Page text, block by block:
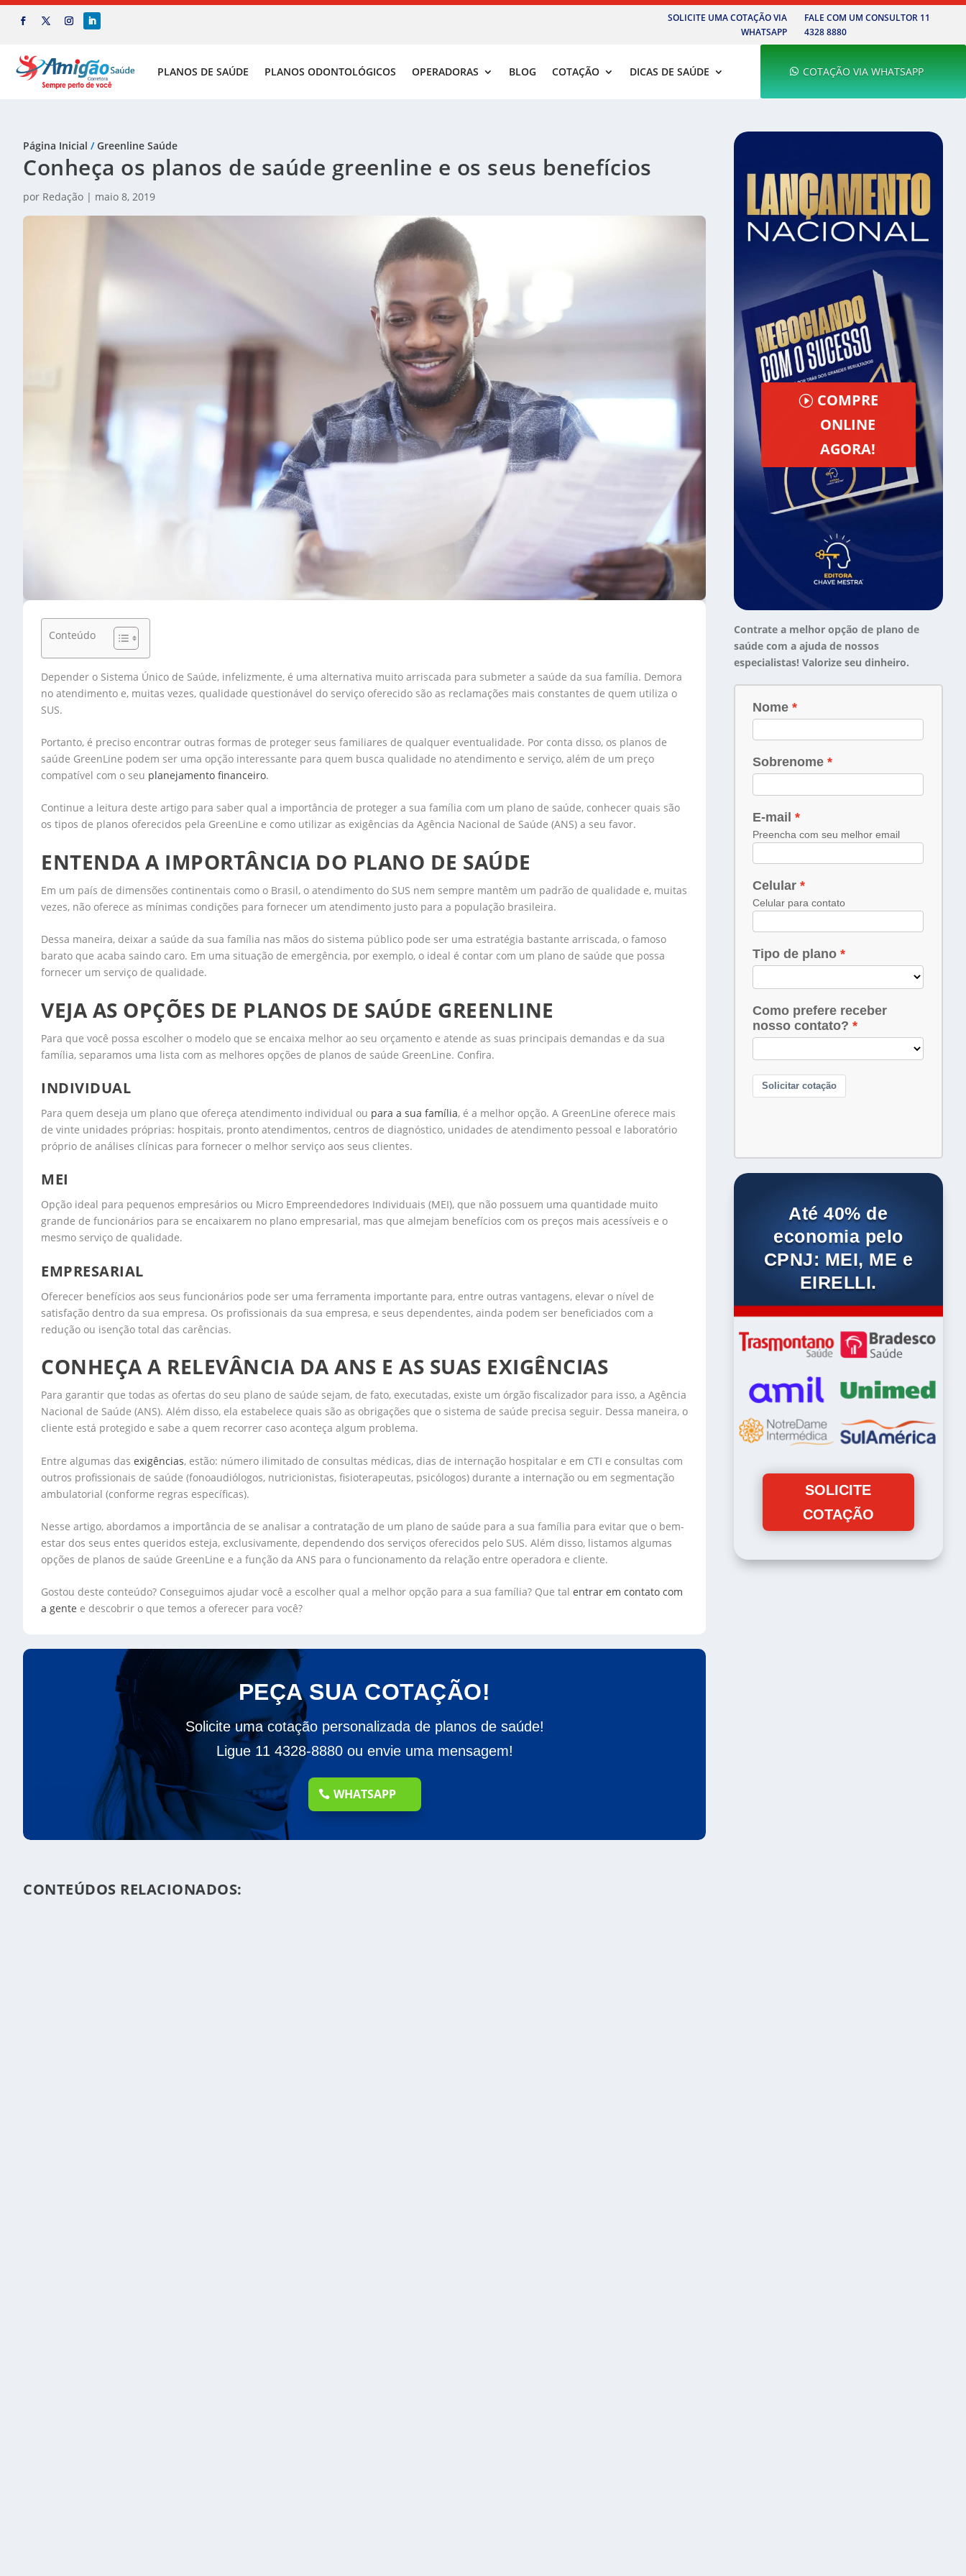
SOLICITE UMA COTAÇÃO VIA
WHATSAPP
FALE COM UM CONSULTOR 11
4328 8880
PLANOS DE SAÚDE PLANOS ODONTOLÓGICOS OPERADORAS BLOG COTAÇÃO DICAS DE SAÚDE COTAÇÃO VIA WHATSAPP
Página Inicial /Greenline Saúde
Conheça os planos de saúde greenline e os seus benefícios
por Redação | maio 8, 2019
Conteúdo
Depender o Sistema Único de Saúde, infelizmente, é uma alternativa muito arriscada para submeter a saúde da sua família. Demora
no atendimento e, muitas vezes, qualidade questionável do serviço oferecido são as reclamações mais constantes de quem utiliza o
SUS.
Portanto, é preciso encontrar outras formas de proteger seus familiares de qualquer eventualidade. Por conta disso, os planos de
saúde GreenLine podem ser uma opção interessante para quem busca qualidade no atendimento e serviço, além de um preço
compatível com o seu planejamento financeiro.
Continue a leitura deste artigo para saber qual a importância de proteger a sua família com um plano de saúde, conhecer quais são
os tipos de planos oferecidos pela GreenLine e como utilizar as exigências da Agência Nacional de Saúde (ANS) a seu favor.
ENTENDA A IMPORTÂNCIA DO PLANO DE SAÚDE
Em um país de dimensões continentais como o Brasil, o atendimento do SUS nem sempre mantêm um padrão de qualidade e, muitas
vezes, não oferece as mínimas condições para fornecer um atendimento justo para a população brasileira.
Dessa maneira, deixar a saúde da sua família nas mãos do sistema público pode ser uma estratégia bastante arriscada, o famoso
barato que acaba saindo caro. Em uma situação de emergência, por exemplo, o ideal é contar com um plano de saúde que possa
fornecer um serviço de qualidade.
VEJA AS OPÇÕES DE PLANOS DE SAÚDE GREENLINE
Para que você possa escolher o modelo que se encaixa melhor ao seu orçamento e atende as suas principais demandas e da sua
família, separamos uma lista com as melhores opções de planos de saúde GreenLine. Confira.
INDIVIDUAL
Para quem deseja um plano que ofereça atendimento individual ou para a sua família, é a melhor opção. A GreenLine oferece mais
de vinte unidades próprias: hospitais, pronto atendimentos, centros de diagnóstico, unidades de atendimento pessoal e laboratório
próprio de análises clínicas para fornecer o melhor serviço aos seus clientes.
MEI
Opção ideal para pequenos empresários ou Micro Empreendedores Individuais (MEI), que não possuem uma quantidade muito
grande de funcionários para se encaixarem no plano empresarial, mas que almejam benefícios com os preços mais acessíveis e o
mesmo serviço de qualidade.
EMPRESARIAL
Oferecer benefícios aos seus funcionários pode ser uma ferramenta importante para, entre outras vantagens, elevar o nível de
satisfação dentro da sua empresa. Os profissionais da sua empresa, e seus dependentes, ainda podem ser beneficiados com a
redução ou isenção total das carências.
CONHEÇA A RELEVÂNCIA DA ANS E AS SUAS EXIGÊNCIAS
Para garantir que todas as ofertas do seu plano de saúde sejam, de fato, executadas, existe um órgão fiscalizador para isso, a Agência
Nacional de Saúde (ANS). Além disso, ela estabelece quais são as obrigações que o sistema de saúde precisa seguir. Dessa maneira, o
cliente está protegido e sabe a quem recorrer caso aconteça algum problema.
Entre algumas das exigências, estão: número ilimitado de consultas médicas, dias de internação hospitalar e em CTI e consultas com
outros profissionais de saúde (fonoaudiólogos, nutricionistas, fisioterapeutas, psicólogos) durante a internação ou em segmentação
ambulatorial (conforme regras específicas).
Nesse artigo, abordamos a importância de se analisar a contratação de um plano de saúde para a sua família para evitar que o bem-
estar dos seus entes queridos esteja, exclusivamente, dependendo dos serviços oferecidos pelo SUS. Além disso, listamos algumas
opções de planos de saúde GreenLine e a função da ANS para o funcionamento da relação entre operadora e cliente.
Gostou deste conteúdo? Conseguimos ajudar você a escolher qual a melhor opção para a sua família? Que tal entrar em contato com
a gente e descobrir o que temos a oferecer para você?
PEÇA SUA COTAÇÃO!
Solicite uma cotação personalizada de planos de saúde!
Ligue 11 4328-8880 ou envie uma mensagem!
WHATSAPP
COMPRE
ONLINE
AGORA!
Contrate a melhor opção de plano de
saúde com a ajuda de nossos
especialistas! Valorize seu dinheiro.
Até 40% de
economia pelo
CPNJ: MEI, ME e
EIRELLI.
SOLICITE
COTAÇÃO
CONTEÚDOS RELACIONADOS: